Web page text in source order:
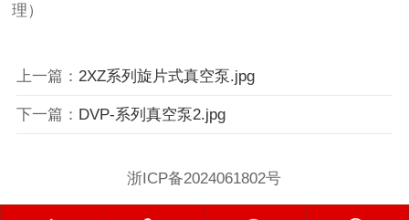
理）
上一篇： 2XZ系列旋片式真空泵.jpg
下一篇： DVP-系列真空泵2.jpg
浙ICP备2024061802号